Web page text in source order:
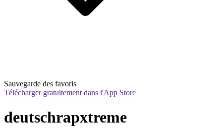
Sauvegarde des favoris
Télécharger gratuitement dans l'App Store
deutschrapxtreme